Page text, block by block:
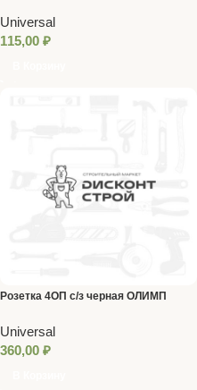
Universal
115,00 ₽
Розетка 4ОП с/з черная ОЛИМП
Universal
360,00 ₽